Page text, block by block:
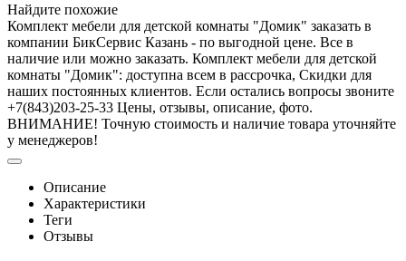
Найдите похожие
Комплект мебели для детской комнаты "Домик" заказать в
компании БикСервис Казань - по выгодной цене. Все в
наличие или можно заказать. Комплект мебели для детской
комнаты "Домик": доступна всем в рассрочка, Скидки для
наших постоянных клиентов. Если остались вопросы звоните
+7(843)203-25-33 Цены, отзывы, описание, фото.
ВНИМАНИЕ! Точную стоимость и наличие товара уточняйте
у менеджеров!
Описание
Характеристики
Теги
Отзывы